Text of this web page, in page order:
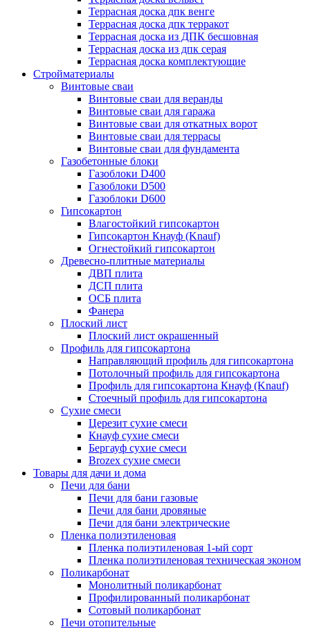
Террасная доска дпк венге
Террасная доска дпк терракот
Террасная доска из ДПК бесшовная
Террасная доска из дпк серая
Террасная доска комплектующие
Стройматериалы
Винтовые сваи
Винтовые сваи для веранды
Винтовые сваи для гаража
Винтовые сваи для откатных ворот
Винтовые сваи для террасы
Винтовые сваи для фундамента
Газобетонные блоки
Газоблоки D400
Газоблоки D500
Газоблоки D600
Гипсокартон
Влагостойкий гипсокартон
Гипсокартон Кнауф (Knauf)
Огнестойкий гипсокартон
Древесно-плитные материалы
ДВП плита
ДСП плита
ОСБ плита
Фанера
Плоский лист
Плоский лист окрашенный
Профиль для гипсокартона
Направляющий профиль для гипсокартона
Потолочный профиль для гипсокартона
Профиль для гипсокартона Кнауф (Knauf)
Стоечный профиль для гипсокартона
Сухие смеси
Церезит сухие смеси
Кнауф сухие смеси
Бергауф сухие смеси
Brozex сухие смеси
Товары для дачи и дома
Печи для бани
Печи для бани газовые
Печи для бани дровяные
Печи для бани электрические
Пленка полиэтиленовая
Пленка полиэтиленовая 1-ый сорт
Пленка полиэтиленовая техническая эконом
Поликарбонат
Монолитный поликарбонат
Профилированный поликарбонат
Сотовый поликарбонат
Печи отопительные